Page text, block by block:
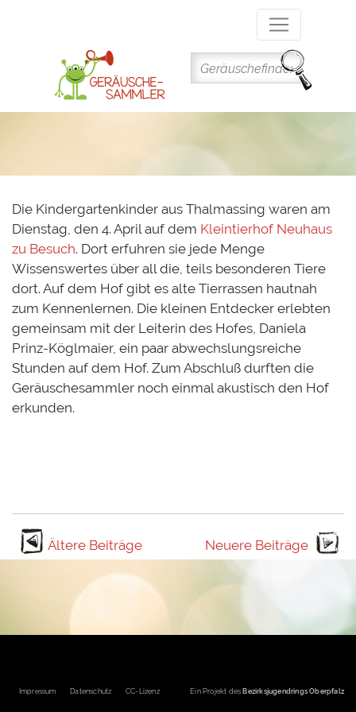
Inhalt
Die Kindergartenkinder aus Thalmassing waren am
Dienstag, den 4. April auf dem Kleintierhof Neuhaus
zu Besuch. Dort erfuhren sie jede Menge
Wissenswertes über all die, teils besonderen Tiere
dort. Auf dem Hof gibt es alte Tierrassen hautnah
zum Kennenlernen. Die kleinen Entdecker erlebten
gemeinsam mit der Leiterin des Hofes, Daniela
Prinz-Köglmaier, ein paar abwechslungsreiche
Stunden auf dem Hof. Zum Abschluß durften die
Geräuschesammler noch einmal akustisch den Hof
erkunden.
Ältere Beiträge Neuere Beiträge
Impressum Datenschutz CC-Lizenz Ein Projekt des Bezirksjugendrings Oberpfalz